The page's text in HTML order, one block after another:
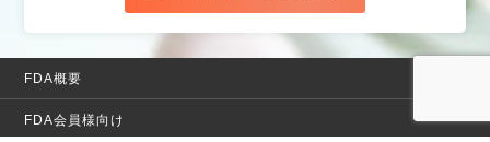
FDA概要
FDA会員様向け